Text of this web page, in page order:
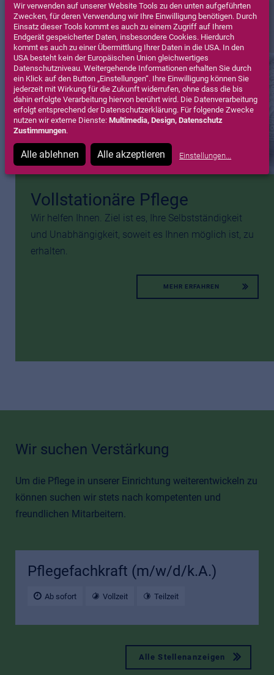
Wir verwenden auf unserer Website Tools zu den unten aufgeführten
Zwecken, für deren Verwendung wir Ihre Einwilligung benötigen. Durch
Einsatz dieser Tools kommt es auch zu einem Zugriff auf Ihrem
Endgerät gespeicherter Daten, insbesondere Cookies. Hierdurch
kommt es auch zu einer Übermittlung Ihrer Daten in die USA. In den
USA besteht kein der Europäischen Union gleichwertiges
Datenschutzniveau. Weitergehende Informationen erhalten Sie durch
ein Klick auf den Button „Einstellungen“. Ihre Einwilligung können Sie
jederzeit mit Wirkung für die Zukunft widerrufen, ohne dass die bis
dahin erfolgte Verarbeitung hiervon berührt wird. Die Datenverarbeitung
erfolgt entsprechend der Datenschutzerklärung. Für folgende Zwecke
nutzen wir externe Dienste:Multimedia, Design, Datenschutz
Zustimmungen.
Alle ablehnen Alle akzeptieren Einstellungen
Vollstationäre Pflege
Wir helfen Ihnen. Ziel ist es, Ihre Selbstständigkeit
und Unabhängigkeit, soweit es Ihnen möglich ist, zu
erhalten.
MEHR ERFAHREN
Wir suchen Verstärkung
Um die Pflege in unserer Einrichtung weiterentwickeln zu
können suchen wir stets nach kompetenten und
freundlichen Mitarbeitern.
Pflegefachkraft (m/w/d/k.A.)
Ab sofort Vollzeit Teilzeit
Alle Stellenanzeigen